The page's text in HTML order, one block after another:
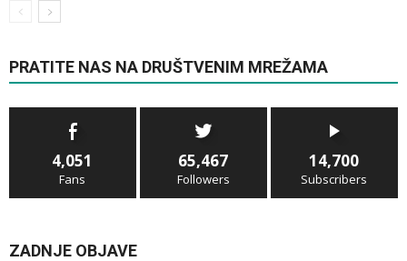
PRATITE NAS NA DRUŠTVENIM MREŽAMA
4,051
Fans
65,467
Followers
14,700
Subscribers
ZADNJE OBJAVE